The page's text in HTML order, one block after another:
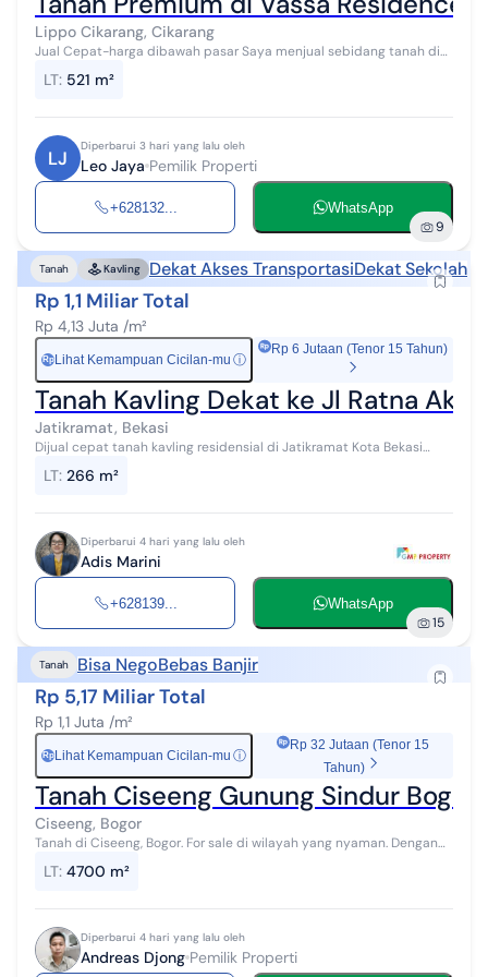
Lippo Cikarang, Cikarang
Jual Cepat-harga dibawah pasar Saya menjual sebidang tanah di
dengan lingkungan yang...
LT: 521 m²
LJ
Diperbarui 3 hari yang lalu oleh
Leo Jaya Pemilik Properti
+628132... WhatsApp
9
Tanah Kavling Dekat Akses TransportasiDekat Sekolah
Rp 1,1 Miliar Total
Rp 4,13 Juta /m²
Rp Lihat Kemampuan Cicilan-mu ⓘ
Rp 6 Jutaan (Tenor 15 Tahun)
Tanah Kavling Dekat ke Jl Ratna
Jatikramat, Bekasi
Dijual cepat tanah kavling residensial di Jatikramat Kota Bekasi
Panjan...
LT: 266 m²
Diperbarui 4 hari yang lalu oleh
Adis Marini
+628139... WhatsApp
15
Tanah Bisa NegoBebas Banjir
Rp 5,17 Miliar Total
Rp 1,1 Juta /m²
Rp Lihat Kemampuan Cicilan-mu ⓘ
Rp 32 Jutaan (Tenor 15
Tahun)
Tanah Ciseeng Gunung Sindur Bogor
Ciseeng, Bogor
Tanah di Ciseeng, Bogor. For sale di wilayah yang nyaman. Dengan
Milik Da...
LT: 4700 m²
Diperbarui 4 hari yang lalu oleh
Andreas Djong Pemilik Properti